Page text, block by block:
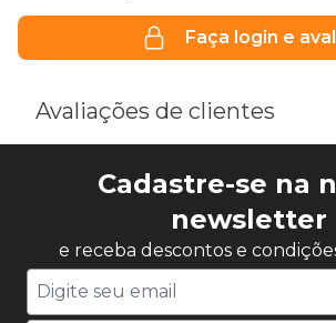
Faça login e
Avaliações de clientes
Cadastre-se na
newsletter
e receba descontos e